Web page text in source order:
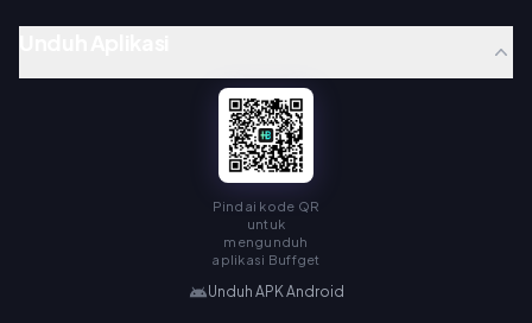
Pindai kode QR
untuk
mengunduh
aplikasi Buffget
Unduh APK Android